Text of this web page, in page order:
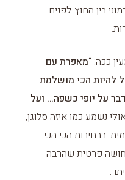
בין החוץ לפנים -
ככה: “מאפרת עם
להיות הכי מושלמת
על יופי כשפה… ועל
נשמע כמו איזה סלוגן,
בבחירות הכי הכי
פרטית שהרבה
: